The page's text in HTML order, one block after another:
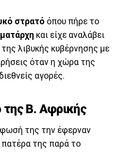
στρατό όπου πήρε το
και είχε αναλάβει
λιβυκής κυβέρνησης με
όταν η χώρα της
αγορές.
της Β. Αφρικής
της την έφερναν
της παρά το